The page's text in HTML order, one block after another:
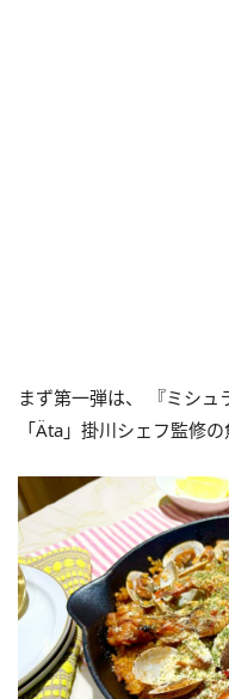
まず第一弾は、 『ミシ
「Äta」掛川シェフ監修